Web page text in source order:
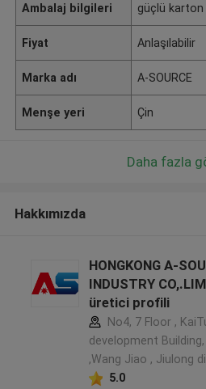
Ambalaj bilgileri güçlü
Fiyat Anlaşılabilir
Marka adı A-SOURCE
Menşe yeri Çin
Daha fazla
Hakkımızda
HONGKONG A-
INDUSTRY
üretici profili
No4, 7 Floor ,
development
,Wang Jiao , Jiulong
5.0